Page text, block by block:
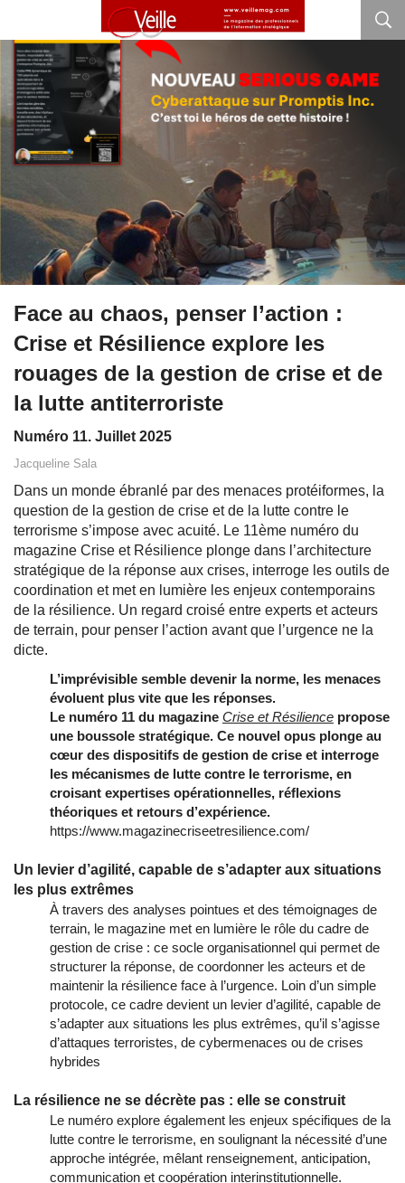
Face au chaos, penser l’action :
Crise et Résilience explore les
rouages de la gestion de crise et de
la lutte antiterroriste
Numéro 11. Juillet 2025
Jacqueline Sala
Dans un monde ébranlé par des menaces protéiformes, la
question de la gestion de crise et de la lutte contre le
terrorisme s’impose avec acuité. Le 11ème numéro du
magazine Crise et Résilience plonge dans l’architecture
stratégique de la réponse aux crises, interroge les outils de
coordination et met en lumière les enjeux contemporains
de la résilience. Un regard croisé entre experts et acteurs
de terrain, pour penser l’action avant que l’urgence ne la
dicte.
L’imprévisible semble devenir la norme, les menaces
évoluent plus vite que les réponses.
Le numéro 11 du magazine Crise et Résilience propose
une boussole stratégique. Ce nouvel opus plonge au
cœur des dispositifs de gestion de crise et interroge
les mécanismes de lutte contre le terrorisme, en
croisant expertises opérationnelles, réflexions
théoriques et retours d’expérience.
https://www.magazinecriseetresilience.com/
Un levier d’agilité, capable de s’adapter aux situations
les plus extrêmes
À travers des analyses pointues et des témoignages de
terrain, le magazine met en lumière le rôle du cadre de
gestion de crise : ce socle organisationnel qui permet de
structurer la réponse, de coordonner les acteurs et de
maintenir la résilience face à l’urgence. Loin d’un simple
protocole, ce cadre devient un levier d’agilité, capable de
s’adapter aux situations les plus extrêmes, qu’il s’agisse
d’attaques terroristes, de cybermenaces ou de crises
hybrides
La résilience ne se décrète pas : elle se construit
Le numéro explore également les enjeux spécifiques de la
lutte contre le terrorisme, en soulignant la nécessité d’une
approche intégrée, mêlant renseignement, anticipation,
communication et coopération interinstitutionnelle.